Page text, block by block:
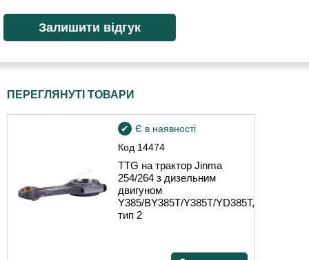
ПЕРЕГЛЯНУТІ ТОВАРИ
Код 14474
Є в наявності
TTG на трактор Jinma
254/264 з дизельним
двигуном
Y385/BY385T/Y385T/YD385T,
тип 2